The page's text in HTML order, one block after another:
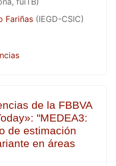
Fariñas(IEGD-CSIC)
de la FBBVA
"MEDEA3:
de estimación
en áreas